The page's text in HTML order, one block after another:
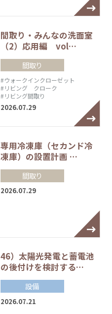
間取り・みんなの洗面室
（2）応用編 vol…
間取り
#ウォークインクローゼット
#リビング クローク
#リビング間取り
2026.07.29
専用冷凍庫（セカンド冷
凍庫）の設置計画 …
間取り
2026.07.29
46）太陽光発電と蓄電池
の後付けを検討する…
設備
2026.07.21